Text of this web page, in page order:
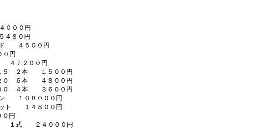
０００円
４８０円
ッド ４５００円
円
４７２００円
×１５ ２本 １５００円
×２０ ６本 ４８００円
×３０ ４本 ３６００円
ン １０８０００円
ット １４８００円
０円
） １式 ２４０００円